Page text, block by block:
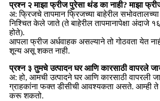
प्रश्न २ माझा फ्रीज पुरेसा थंड का नाही? माझा
अ: फ्रिजचे तापमान फ्रिजच्या बाहेरील
निश्चित केले जाते (ते बाहेरील तापमानापेक्षा अंदाजे
होते).
आपला फ्रीज अर्धवाहक असल्याने तो गोठवता येत
शून्य असू शकत नाही.
प्रश्न ३ तुमचे उत्पादन घर आणि कारसाठी वापरले
अ: हो, आमची उत्पादने घर आणि कारसाठी वापरली
ग्राहकांना फक्त डीसीची आवश्यकता असते. आम्ही
करू शकतो.